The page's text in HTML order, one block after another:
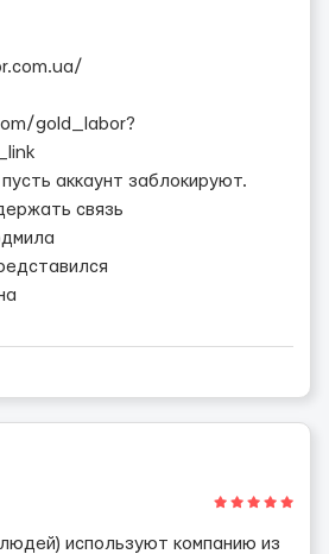
gold_labor?
аккаунт заблокируют.
связь
используют компанию из